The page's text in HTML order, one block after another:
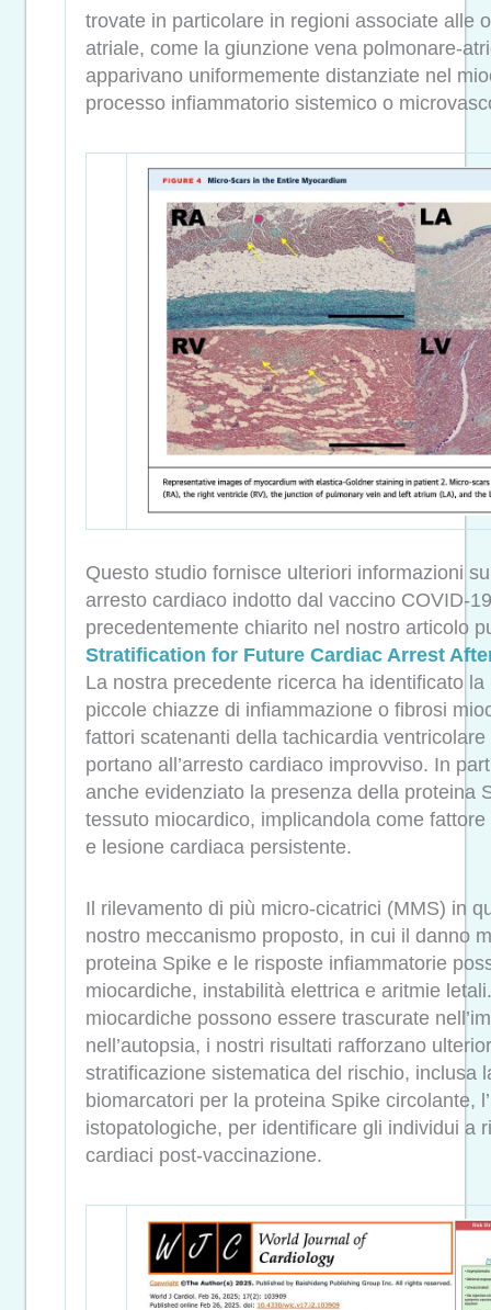
trovate in particolare in regioni associate alle
atriale, come la giunzione vena polmonare-
apparivano uniformemente distanziate nel
processo infiammatorio sistemico o
Questo studio fornisce ulteriori informazioni
arresto cardiaco indotto dal vaccino COVID-
precedentemente chiarito nel nostro articolo
Stratification for Future Cardiac Arrest
La nostra precedente ricerca ha identificato
piccole chiazze di infiammazione o fibrosi
fattori scatenanti della tachicardia
portano all’arresto cardiaco improvviso. In
anche evidenziato la presenza della proteina
tessuto miocardico, implicandola come
e lesione cardiaca persistente.
Il rilevamento di più micro-cicatrici (MMS) in
nostro meccanismo proposto, in cui il danno
proteina Spike e le risposte infiammatorie
miocardiche, instabilità elettrica e aritmie
miocardiche possono essere trascurate
nell’autopsia, i nostri risultati rafforzano
stratificazione sistematica del rischio, inclusa
biomarcatori per la proteina Spike circolante,
istopatologiche, per identificare gli individui a
cardiaci post-vaccinazione.